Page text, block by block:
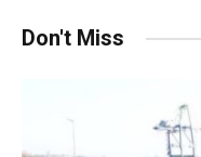
Don't Miss